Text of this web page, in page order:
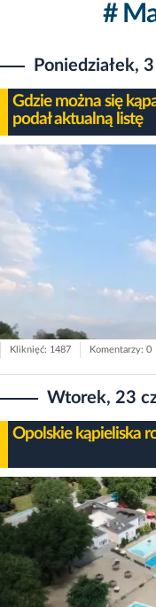
#
Poniedziałek,
Gdzie można się
podał aktualną listę
Kliknięć: 1487 Komentarzy: 0
Wtorek, 23
Opolskie kąpieliska